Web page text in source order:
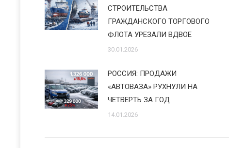
СТРОИТЕЛЬСТВА
ГРАЖДАНСКОГО ТОРГОВОГО
ФЛОТА УРЕЗАЛИ ВДВОЕ
30.01.2026
РОССИЯ: ПРОДАЖИ
«АВТОВАЗА» РУХНУЛИ НА
ЧЕТВЕРТЬ ЗА ГОД
14.01.2026